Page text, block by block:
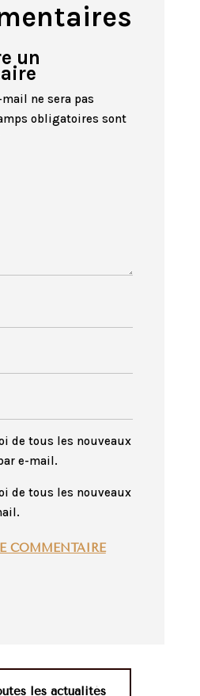
un
ne sera pas
obligatoires sont
de tous les nouveaux
e-mail.
de tous les nouveaux
COMMENTAIRE
les actualités